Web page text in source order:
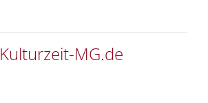
Kulturzeit-MG.de